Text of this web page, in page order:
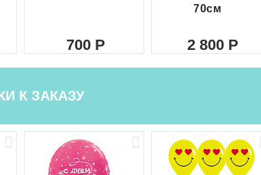
700
70см
2 800
К ЗАКАЗУ